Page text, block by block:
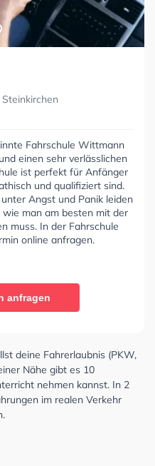
Fahrschule Wittmann
einen sehr verlässlichen
ist perfekt für Anfänger
und qualifiziert sind.
Angst und Panik leiden
man am besten mit der
muss. In der Fahrschule
online anfragen.
anfragen
deine Fahrerlaubnis (PKW,
Nähe gibt es 10
nehmen kannst. In 2
im realen Verkehr